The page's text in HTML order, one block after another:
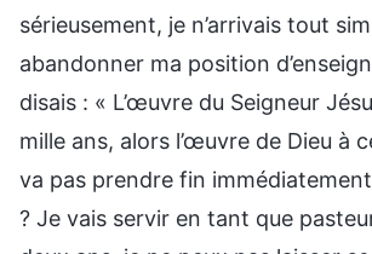
sérieusement, je n’arrivais tout
abandonner ma position
disais : « L’œuvre du Seigneur
mille ans, alors l’œuvre de Dieu à
va pas prendre fin
? Je vais servir en tant que